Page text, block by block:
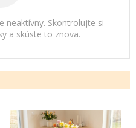
neaktívny. Skontrolujte si
a skúste to znova.